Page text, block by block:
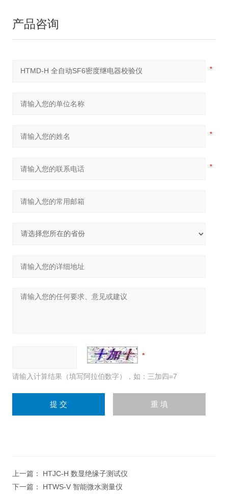
产品咨询
请输入计算结果（填写阿拉伯数字），如：三加四=7
上一篇： HTJC-H 数显绝缘子测试仪
下一篇： HTWS-V 智能微水测量仪